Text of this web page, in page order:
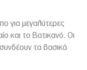
για μεγαλύτερες
και το Βατικανό. Οι
συνδέουν τα βασικά